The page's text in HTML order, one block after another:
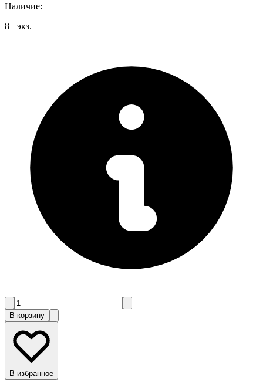
Наличие:
8+ экз.
В корзину
В избранное